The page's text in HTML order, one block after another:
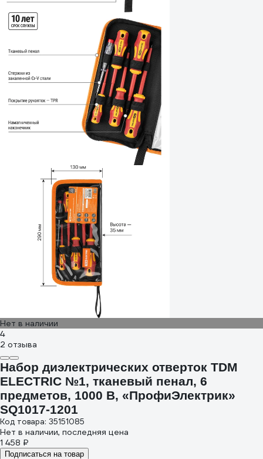
Нет в наличии
4
2 отзыва
Набор диэлектрических отверток TDM
ELECTRIC №1, тканевый пенал, 6
предметов, 1000 В, «ПрофиЭлектрик»
SQ1017-1201
Код товара: 35151085
Нет в наличии, последняя цена
1 458 ₽
Подписаться на товар